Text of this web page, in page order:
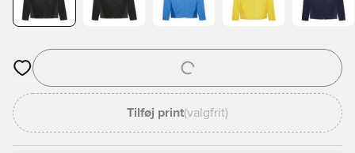
Åbner en Modal til at logge ind eller tilmelde dig som medlem
Tilføj print(valgfrit)